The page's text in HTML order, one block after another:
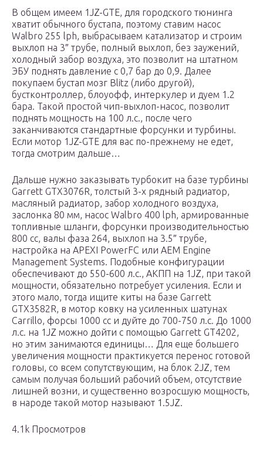
В общем имеем 1JZ-GTE, для городского тюнинга
хватит обычного бустапа, поэтому ставим насос
Walbro 255 lph, выбрасываем катализатор и строим
выхлоп на 3″ трубе, полный выхлоп, без заужений,
холодный забор воздуха, это позволит на штатном
ЭБУ поднять давление с 0,7 бар до 0,9. Далее
покупаем бустап мозг Blitz (либо другой),
бустконтроллер, блоуофф, интеркулер и дуем 1.2
бара. Такой простой чип-выхлоп-насос, позволит
поднять мощность на 100 л.с., после чего
заканчиваются стандартные форсунки и турбины.
Если мотор 1JZ-GTE для вас по-прежнему не едет,
тогда смотрим дальше…
Дальше нужно заказывать турбокит на базе турбины
Garrett GTX3076R, толстый 3-х рядный радиатор,
масляный радиатор, забор холодного воздуха,
заслонка 80 мм, насос Walbro 400 lph, армированные
топливные шланги, форсунки производительностью
800 сс, валы фаза 264, выхлоп на 3.5″ трубе,
настройка на APEXI PowerFC или AEM Engine
Management Systems. Подобные конфигурации
обеспечивают до 550-600 л.с., АКПП на 1JZ, при такой
мощности, обязательно потребует усиления. Если и
этого мало, тогда ищите киты на базе Garrett
GTX3582R, в мотор ковку на усиленных шатунах
Carrillo, форсы 1000 сс и дуйте до 700-750 л.с. До 1000
л.с. на 1JZ можно дойти с помощью Garrett GT4202,
но этим занимаются единицы… Для еще большего
увеличения мощности практикуется перенос готовой
головы, со всем сопутствующим, на блок 2JZ, тем
самым получая больший рабочий объем, отсутствие
лишней возни, и существенно возросшую мощность,
в народе такой мотор называют 1.5JZ.
4.1k Просмотров